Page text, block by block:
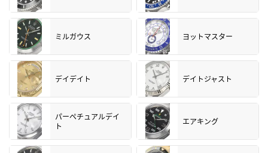
ミルガウス ヨットマスター
デイデイト デイトジャスト
パーペチュアルデイ
ト
エアキング